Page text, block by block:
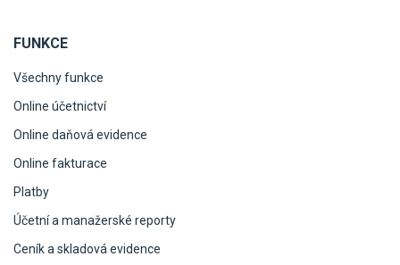
FUNKCE
Všechny funkce
Online účetnictví
Online daňová evidence
Online fakturace
Platby
Účetní a manažerské reporty
Ceník a skladová evidence